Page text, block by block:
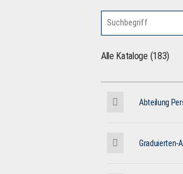
Alle Kataloge (183)
Abteilung
Graduierten-